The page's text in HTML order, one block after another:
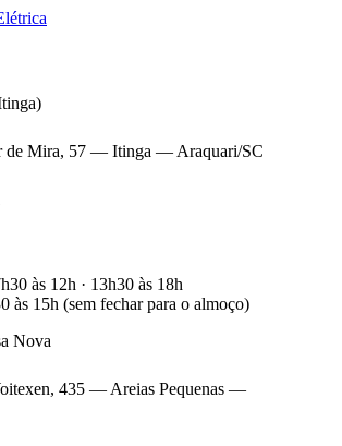
de Mira, 57 — Itinga — Araquari/SC
às 12h · 13h30 às 18h
às 15h (sem fechar para o almoço)
Nova
435 — Areias Pequenas —